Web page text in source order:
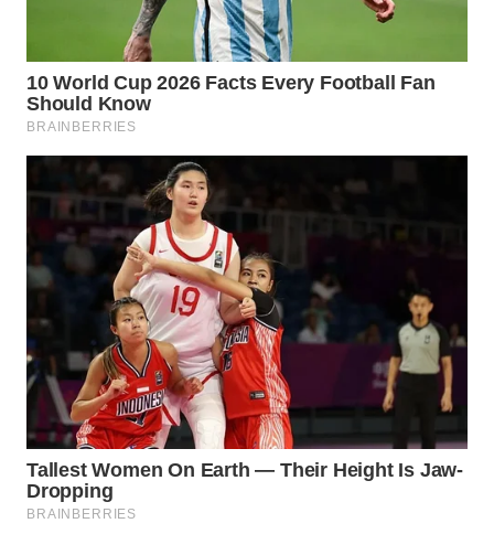
WN
TAPANULI
UTARA
WN
SAMOSIR
PADANG
LAWAS
WN
SUMEDANG
WN
CIANJUR